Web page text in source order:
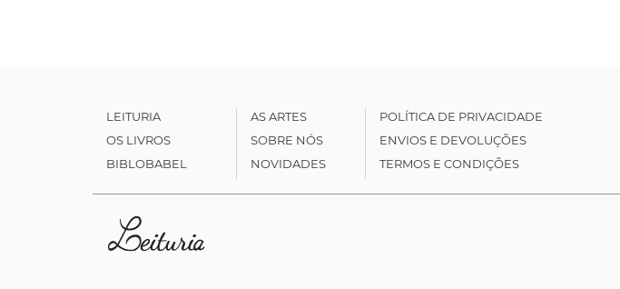
LEITURIA
OS LIVROS
BIBLOBABEL
AS ARTES
SOBRE NÓS
NOVIDADES
POLÍTICA DE PRIVACIDADE
ENVIOS E DEVOLUÇÕES
TERMOS E CONDIÇÕES